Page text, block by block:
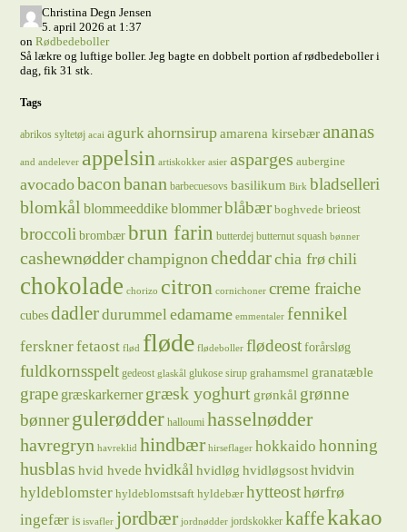
Christina Degn Jensen
5. april 2026 at 1:37
onRødbedeboller
Så lækre og luftige boller. Jeg bagte en dobbelt portion af rødbedeboller i
dag, fik 31 stk.
Tags
abrikos syltetøj acai agurkahornsirupamarena kirsebærananas
and andelever appelsin artiskokker asier asparges aubergine
avocadobaconbanan barbecuesovs basilikum Birk bladselleri
blomkål blommeeddikeblommerblåbær boghvede brieost
broccoli brombær brun farin butterdej butternut squash bønner
cashewnødderchampignoncheddarchia frøchili
chokolade chorizo citron cornichoner creme fraiche
cubes dadlerdurummeledamame emmentaler fennikel
fersknerfetaost flød fløde flødeboller flødeost forårsløg
fuldkornsspelt gedeost glaskål glukose sirup grahamsmel granatæble
grape græskarkernergræsk yoghurt grønkål grønne
bønnergulerødder halloumi hasselnødder
havregryn havreklid hindbær hirseflager hokkaido honning
husblas hvid hvede hvidkålhvidløg hvidløgsost hvidvin
hyldeblomster hyldeblomstsaft hyldebær hytteosthørfrø
ingefær is isvafler jordbær jordnødder jordskokker kaffekakao